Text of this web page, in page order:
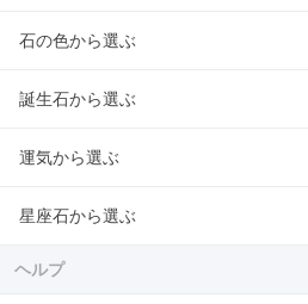
石の色から選ぶ
誕生石から選ぶ
運気から選ぶ
星座石から選ぶ
ヘルプ